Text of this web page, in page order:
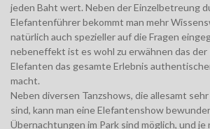
jeden Baht wert. Neben der Einzelbetreung
Elefantenführer bekommt man mehr
natürlich auch spezieller auf die Fragen
nebeneffekt ist es wohl zu erwähnen das der
Elefanten das gesamte Erlebnis
macht.
Neben diversen Tanzshows, die allesamt
sind, kann man eine Elefantenshow
Übernachtungen im Park sind möglich, und